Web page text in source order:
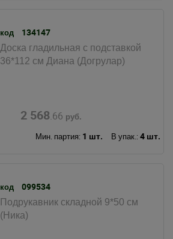
код 134147
Доска гладильная с подставкой
36*112 см Диана (Догрулар)
2 568.66 руб.
Мин. партия: 1 шт. В упак.: 4 шт.
код 099534
Подрукавник складной 9*50 см
(Ника)